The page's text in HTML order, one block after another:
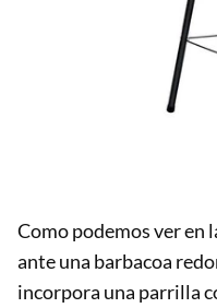
Como podemos ver en
ante una barbacoa
incorpora una parrilla